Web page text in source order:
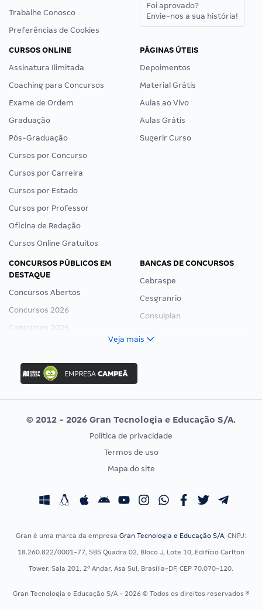
Trabalhe Conosco
Preferências de Cookies
Foi aprovado?
Envie-nos a sua história!
CURSOS ONLINE
Assinatura Ilimitada
Coaching para Concursos
Exame de Ordem
Graduação
Pós-Graduação
Cursos por Concurso
Cursos por Carreira
Cursos por Estado
Cursos por Professor
Oficina de Redação
Cursos Online Gratuitos
PÁGINAS ÚTEIS
Depoimentos
Material Grátis
Aulas ao Vivo
Aulas Grátis
Sugerir Curso
CONCURSOS PÚBLICOS EM
DESTAQUE
Concursos Abertos
Concursos 2026
Concursos 2025
Concurso Ibama
Concurso MPU
Editais publicados
BANCAS DE CONCURSOS
Cebraspe
Cesgranrio
Consulplan
Vunesp
CONCURSOS POR PROFISSÃO
Concursos Fiscais
Residência Multiprofissional
EXAME DE ORDEM
Calendário OAB
Veja mais
© 2012 - 2026 Gran Tecnologia e Educação S/A.
Política de privacidade
Termos de uso
Mapa do site
Gran é uma marca da empresa Gran Tecnologia e Educação S/A, CNPJ:
18.260.822/0001-77, SBS Quadra 02, Bloco J, Lote 10, Edifício Carlton
Tower, Sala 201, 2º Andar, Asa Sul, Brasília-DF, CEP 70.070-120.
Gran Tecnologia e Educação S/A - 2026 © Todos os direitos reservados ®